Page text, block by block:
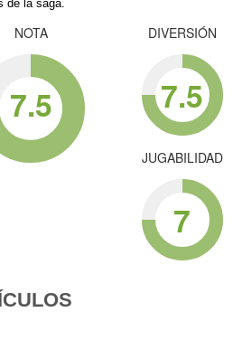
de la saga.
NOTA
7.5
DIVERSIÓN
7.5
JUGABILIDAD
7